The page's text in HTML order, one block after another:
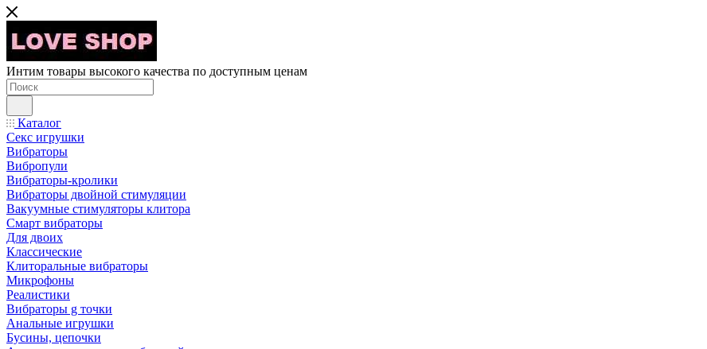
Интим товары высокого качества по доступным ценам
Каталог
Секс игрушки
Вибраторы
Вибропули
Вибраторы-кролики
Вибраторы двойной стимуляции
Вакуумные стимуляторы клитора
Смарт вибраторы
Для двоих
Классические
Клиторальные вибраторы
Микрофоны
Реалистики
Вибраторы g точки
Анальные игрушки
Бусины, цепочки